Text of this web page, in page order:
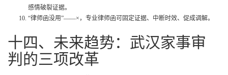
感情破裂证据。
“律师函没用”——×，专业律师函可固定证据、中断时效、促成调解。
十四、未来趋势：武汉家事审
判的三项改革